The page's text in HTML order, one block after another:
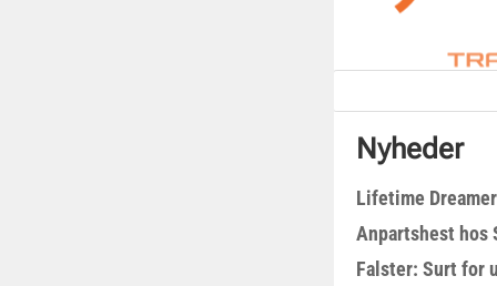
Nyheder
Lifetime
Anpartshest hos
Falster: Surt for